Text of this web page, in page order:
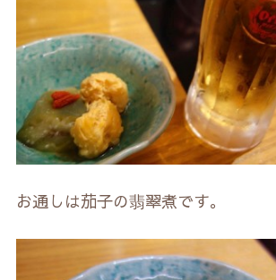
お通しは茄子の翡翠煮です。